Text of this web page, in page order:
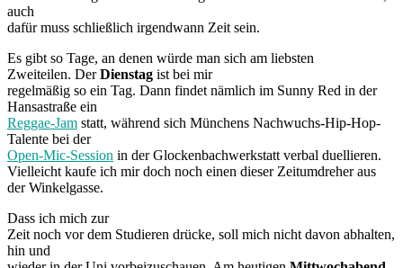
auch
dafür muss schließlich irgendwann Zeit sein.
Es gibt so Tage, an denen würde man sich am liebsten
Zweiteilen. DerDienstag ist bei mir
regelmäßig so ein Tag. Dann findet nämlich im Sunny Red in der
Hansastraße ein
Reggae-Jam statt, während sich Münchens Nachwuchs-Hip-Hop-
Talente bei der
Open-Mic-Session in der Glockenbachwerkstatt verbal duellieren.
Vielleicht kaufe ich mir doch noch einen dieser Zeitumdreher aus
der Winkelgasse.
Dass ich mich zur
Zeit noch vor dem Studieren drücke, soll mich nicht davon abhalten,
hin und